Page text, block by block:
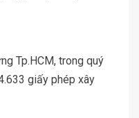
Tp.HCM, trong quý
giấy phép xây